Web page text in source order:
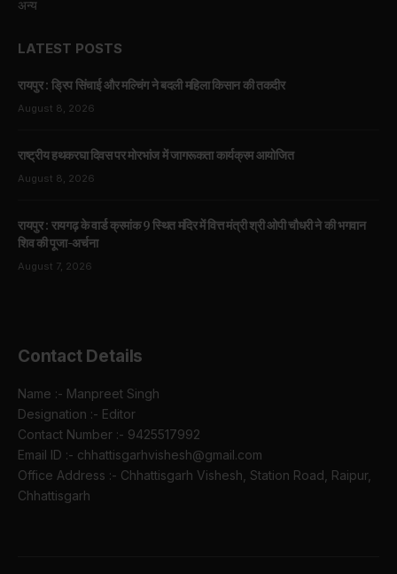
अन्य
LATEST POSTS
रायपुर : ड्रिप सिंचाई और मल्चिंग ने बदली महिला किसान की तकदीर
August 8, 2026
राष्ट्रीय हथकरघा दिवस पर मोरभांज में जागरूकता कार्यक्रम आयोजित
August 8, 2026
रायपुर : रायगढ़ के वार्ड क्रमांक 9 स्थित मंदिर में वित्त मंत्री श्री ओपी चौधरी ने की भगवान
शिव की पूजा-अर्चना
August 7, 2026
Contact Details
Name :- Manpreet Singh
Designation :- Editor
Contact Number :- 9425517992
Email ID :- chhattisgarhvishesh@gmail.com
Office Address :- Chhattisgarh Vishesh, Station Road, Raipur,
Chhattisgarh